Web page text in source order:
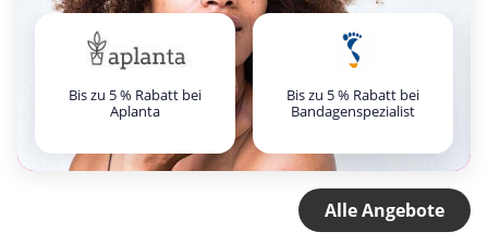
Bis zu 5 % Rabatt bei
Aplanta
Bis zu 5 % Rabatt bei
Bandagenspezialist
Alle Angebote